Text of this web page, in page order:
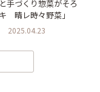
手づくり惣菜がそろ
晴レ時々野菜」
2025.04.23